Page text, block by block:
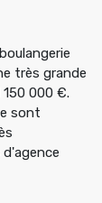
très grande
000 €.
sont